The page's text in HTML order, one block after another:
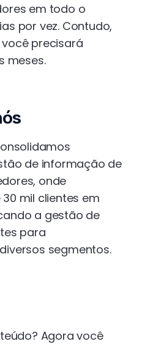
em todo o
por vez. Contudo,
precisará
meses.
de informação de
onde
mil clientes em
a gestão de
para
segmentos.
Agora você